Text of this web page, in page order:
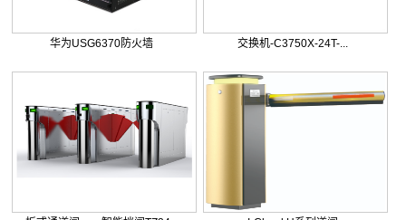
华为USG6370防火墙 交换机-C3750X-24T-...